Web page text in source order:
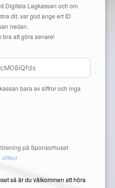
Digitala Lagkassan och om
dit, var god ange ert ID
nedan.
bra att göra senare!
bara av siffror och inga
på Sponsorhuset
villkor
så är du välkommen att höra